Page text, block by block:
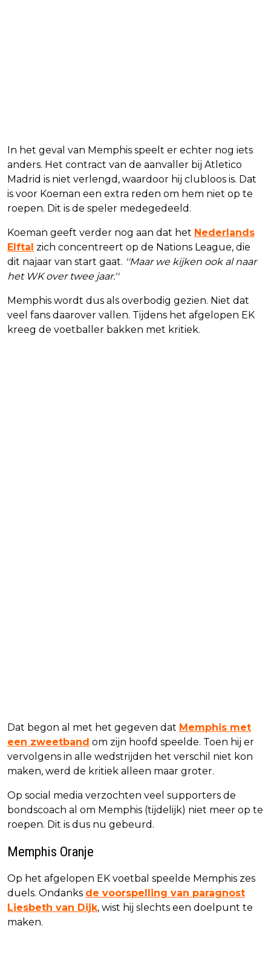
In het geval van Memphis speelt er echter nog iets
anders. Het contract van de aanvaller bij Atletico
Madrid is niet verlengd, waardoor hij clubloos is. Dat
is voor Koeman een extra reden om hem niet op te
roepen. Dit is de speler medegedeeld.
Koeman geeft verder nog aan dat het Nederlands
Elftal zich concentreert op de Nations League, die
dit najaar van start gaat. ''Maar we kijken ook al naar
het WK over twee jaar.''
Memphis wordt dus als overbodig gezien. Niet dat
veel fans daarover vallen. Tijdens het afgelopen EK
kreeg de voetballer bakken met kritiek.
Dat begon al met het gegeven dat Memphis met
een zweetband om zijn hoofd speelde. Toen hij er
vervolgens in alle wedstrijden het verschil niet kon
maken, werd de kritiek alleen maar groter.
Op social media verzochten veel supporters de
bondscoach al om Memphis (tijdelijk) niet meer op te
roepen. Dit is dus nu gebeurd.
Memphis Oranje
Op het afgelopen EK voetbal speelde Memphis zes
duels. Ondanks de voorspelling van paragnost
Liesbeth van Dijk, wist hij slechts een doelpunt te
maken.